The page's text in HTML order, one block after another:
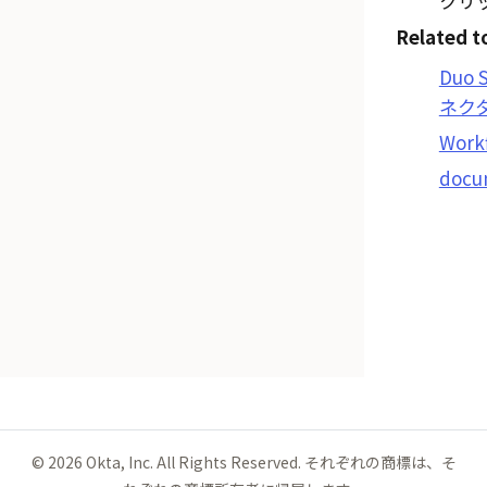
Related
Duo
ネク
© 2026 Okta, Inc. All Rights Reserved. それぞれの商標は、そ